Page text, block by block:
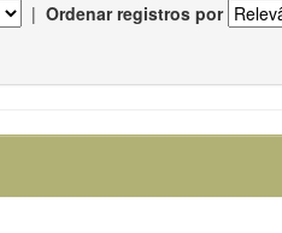
| Ordenar registros por